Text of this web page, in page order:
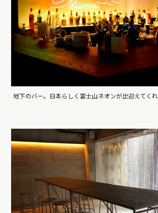
地下のバー。日本らしく富士山ネオンが出迎えてく